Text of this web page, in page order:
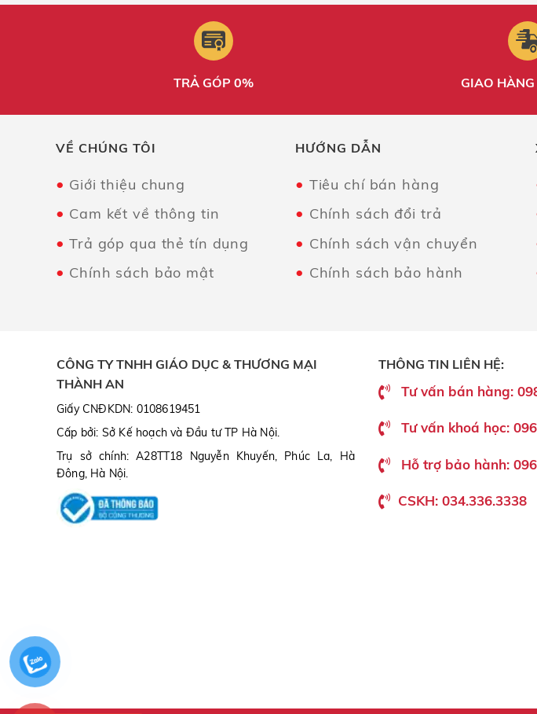
TRẢ GÓP 0% GIAO
VỀ CHÚNG TÔI
Giới thiệu chung
Cam kết về thông tin
Trả góp qua thẻ tín dụng
Chính sách bảo mật
HƯỚNG DẪN
Tiêu chí bán hàng
Chính sách đổi trả
Chính sách vận chuyển
Chính sách bảo hành
CÔNG TY TNHH GIÁO DỤC & THƯƠNG MẠI
THÀNH AN
Giấy CNĐKDN: 0108619451
Cấp bởi: Sở Kế hoạch và Đầu tư TP Hà Nội.
Trụ sở chính: A28TT18 Nguyễn Khuyến, Phúc La, Hà
Đông, Hà Nội.
THÔNG TIN LIÊN HỆ:
Tư vấn bán hàng:
Tư vấn khoá học:
Hỗ trợ bảo hành:
CSKH: 034.336.3338